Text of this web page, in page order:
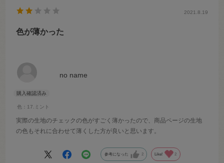
no name
色：17.ミント
2021.8.19
色が薄かった
実際の生地のチェックの色がすごく薄かったので、商品ページの生地
の色もそれに合わせて薄くした方が良いと思います。
参考になった 2 Like! 2